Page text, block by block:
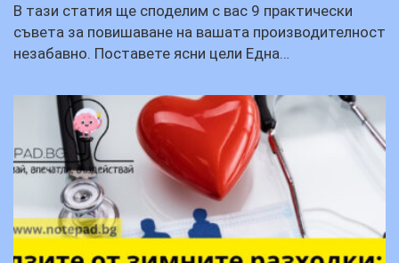
В тази статия ще споделим с вас 9 практически
съвета за повишаване на вашата производителност
незабавно. Поставете ясни цели Една…